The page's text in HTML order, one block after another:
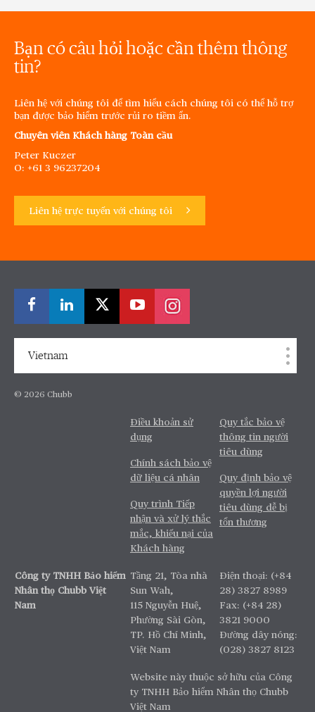
Bạn có câu hỏi hoặc cần thêm thông
tin?
Liên hệ với chúng tôi để tìm hiểu cách chúng tôi có thể hỗ trợ
bạn được bảo hiểm trước rủi ro tiềm ẩn.
Chuyên viên Khách hàng Toàn cầu
Peter Kuczer
O: +61 3 96237204
Liên hệ trực tuyến với chúng tôi
Vietnam
© 2026 Chubb
Điều khoản sử
dụng
Chính sách bảo vệ
dữ liệu cá nhân
Quy trình Tiếp
nhận và xử lý thắc
mắc, khiếu nại của
Khách hàng
Quy tắc bảo vệ
thông tin người
tiêu dùng
Quy định bảo vệ
quyền lợi người
tiêu dùng dễ bị
tổn thương
Công ty TNHH Bảo hiểm
Nhân thọ Chubb Việt
Nam
Tầng 21, Tòa nhà
Sun Wah,
115 Nguyễn Huệ,
Phường Sài Gòn,
TP. Hồ Chí Minh,
Việt Nam
Điện thoại: (+84
28) 3827 8989
Fax: (+84 28)
3821 9000
Đường dây nóng:
(028) 3827 8123
Website này thuộc sở hữu của Công
ty TNHH Bảo hiểm Nhân thọ Chubb
Việt Nam